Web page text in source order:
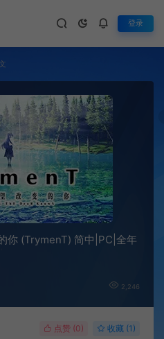
登录
你 (TrymenT) 简中|PC|全年
2,246
点赞 (0) 收藏 (1)